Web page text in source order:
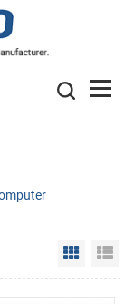
Grid